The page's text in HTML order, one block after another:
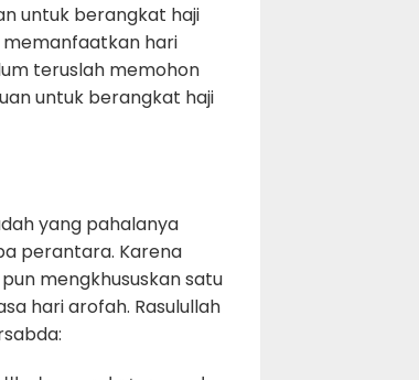
untuk berangkat haji
hari
teruslah memohon
untuk berangkat haji
yang pahalanya
perantara. Karena
mengkhususkan satu
hari arofah. Rasulullah